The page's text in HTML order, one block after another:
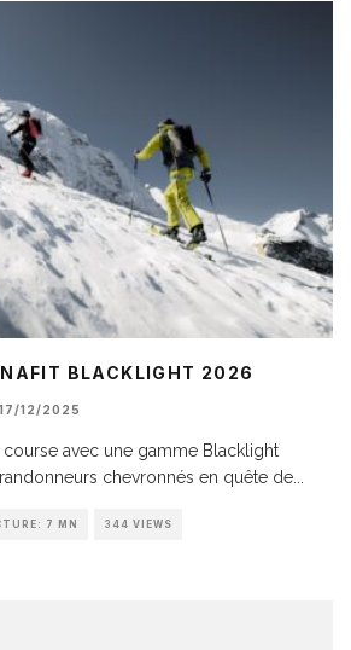
BLACKLIGHT 2026
17/12/2025
course avec une gamme Blacklight
chevronnés en quête de
7 MN 344 VIEWS